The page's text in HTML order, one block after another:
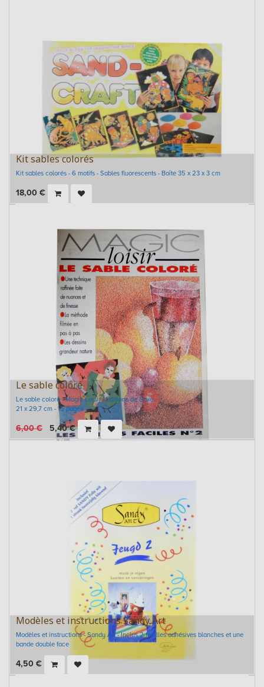
Kit sables colorés
Kit sables colorés - 6 motifs - Sables fluorescents - Boîte 35 x 23 x 3 cm
18,00 €
Le sable coloré
Le sable coloré - Magic Loisir - Editions de Saxe
21 x 29,7 cm - 15 pages
6,00€ 5,40€
Modèles et instructions Sandy Art
Modèles et instructions - Sandy Art - Inclus 2 feuilles adhésives blanches et une
bande double face
4,50 €